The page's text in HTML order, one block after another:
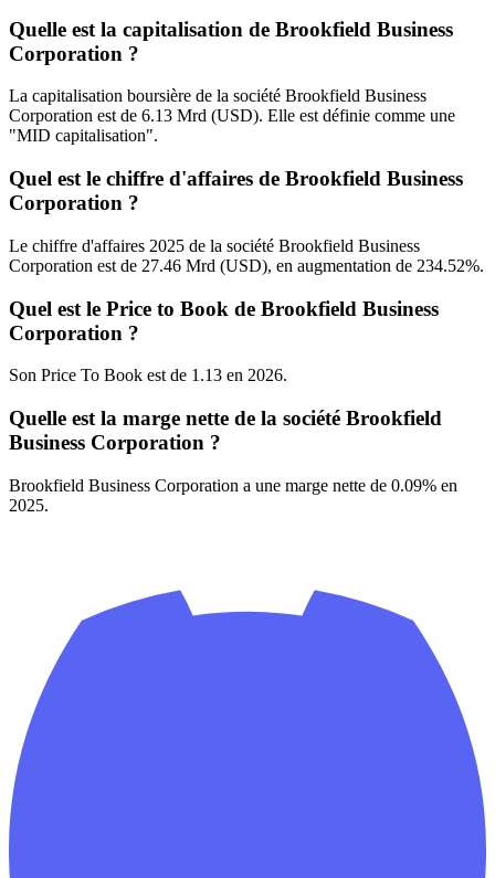
Quelle est la capitalisation de Brookfield Business
Corporation ?
La capitalisation boursière de la société Brookfield Business
Corporation est de 6.13 Mrd (USD). Elle est définie comme une
"MID capitalisation".
Quel est le chiffre d'affaires de Brookfield Business
Corporation ?
Le chiffre d'affaires 2025 de la société Brookfield Business
Corporation est de 27.46 Mrd (USD), en augmentation de 234.52%.
Quel est le Price to Book de Brookfield Business
Corporation ?
Son Price To Book est de 1.13 en 2026.
Quelle est la marge nette de la société Brookfield
Business Corporation ?
Brookfield Business Corporation a une marge nette de 0.09% en
2025.